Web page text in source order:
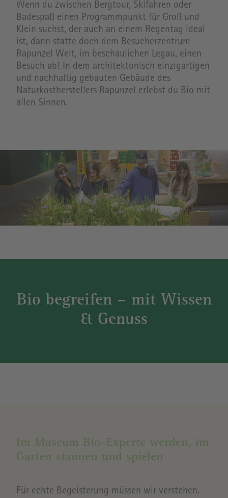
Wenn du zwischen Bergtour, Skifahren oder
Badespaß einen Programmpunkt für Groß und
Klein suchst, der auch an einem Regentag ideal
ist, dann statte doch dem Besucherzentrum
Rapunzel Welt, im beschaulichen Legau, einen
Besuch ab! In dem architektonisch einzigartigen
und nachhaltig gebauten Gebäude des
Naturkostherstellers Rapunzel erlebst du Bio mit
allen Sinnen.
Bio begreifen – mit Wissen
& Genuss
Im Museum Bio-Experte werden, im
Garten staunen und spielen
Für echte Begeisterung müssen wir verstehen.